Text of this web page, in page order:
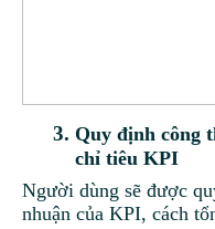
Quy định công
chỉ tiêu KPI
Người dùng sẽ được
nhuận của KPI, cách